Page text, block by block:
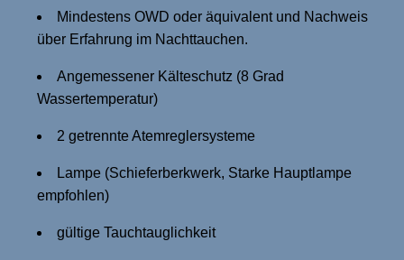
Mindestens OWD oder äquivalent und Nachweis
über Erfahrung im Nachttauchen.
Angemessener Kälteschutz (8 Grad
Wassertemperatur)
2 getrennte Atemreglersysteme
Lampe (Schieferberkwerk, Starke Hauptlampe
empfohlen)
gültige Tauchtauglichkeit